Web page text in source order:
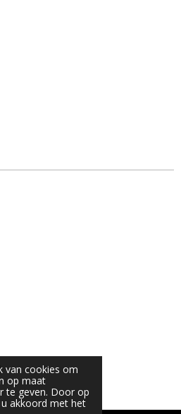
van cookies om
op maat
te geven. Door op
u akkoord met het